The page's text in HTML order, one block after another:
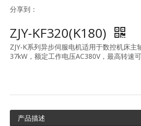
分享到：
ZJY-KF320(K180)
ZJY-K系列异步伺服电机适用于数控机床主
37kW，额定工作电压AC380V，最高转速
产品描述